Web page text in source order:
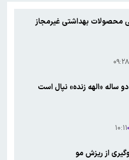
تا چهارشنبه
لینکلن برای اجرای محاصره
محصولات بهداشتی غیرمجاز
۰۹:۲۸
ساله «الهه زنده» نپال است
۱۰:۱۱
از ریزش مو